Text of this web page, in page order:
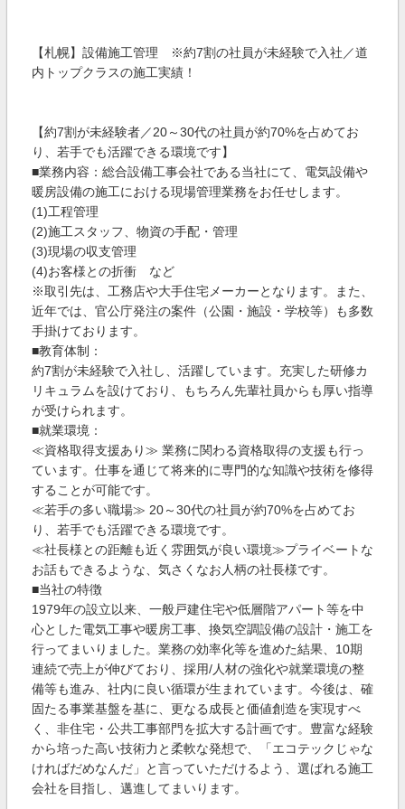
【札幌】設備施工管理 ※約7割の社員が未経験で入社／道
内トップクラスの施工実績！
【約7割が未経験者／20～30代の社員が約70%を占めてお
り、若手でも活躍できる環境です】
■業務内容：総合設備工事会社である当社にて、電気設備や
暖房設備の施工における現場管理業務をお任せします。
(1)工程管理
(2)施工スタッフ、物資の手配・管理
(3)現場の収支管理
(4)お客様との折衝 など
※取引先は、工務店や大手住宅メーカーとなります。また、
近年では、官公庁発注の案件（公園・施設・学校等）も多数
手掛けております。
■教育体制：
約7割が未経験で入社し、活躍しています。充実した研修カ
リキュラムを設けており、もちろん先輩社員からも厚い指導
が受けられます。
■就業環境：
≪資格取得支援あり≫ 業務に関わる資格取得の支援も行っ
ています。仕事を通じて将来的に専門的な知識や技術を修得
することが可能です。
≪若手の多い職場≫ 20～30代の社員が約70%を占めてお
り、若手でも活躍できる環境です。
≪社長様との距離も近く雰囲気が良い環境≫プライベートな
お話もできるような、気さくなお人柄の社長様です。
■当社の特徴
1979年の設立以来、一般戸建住宅や低層階アパート等を中
心とした電気工事や暖房工事、換気空調設備の設計・施工を
行ってまいりました。業務の効率化等を進めた結果、10期
連続で売上が伸びており、採用/人材の強化や就業環境の整
備等も進み、社内に良い循環が生まれています。今後は、確
固たる事業基盤を基に、更なる成長と価値創造を実現すべ
く、非住宅・公共工事部門を拡大する計画です。豊富な経験
から培った高い技術力と柔軟な発想で、「エコテックじゃな
ければだめなんだ」と言っていただけるよう、選ばれる施工
会社を目指し、邁進してまいります。